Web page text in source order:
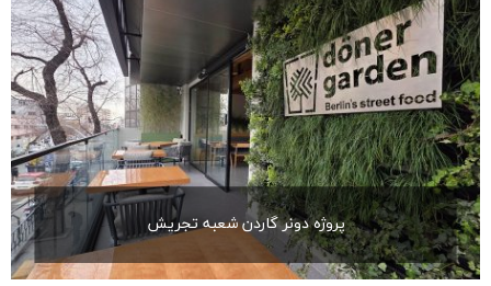
پروژه دونر گاردن شعبه تجریش